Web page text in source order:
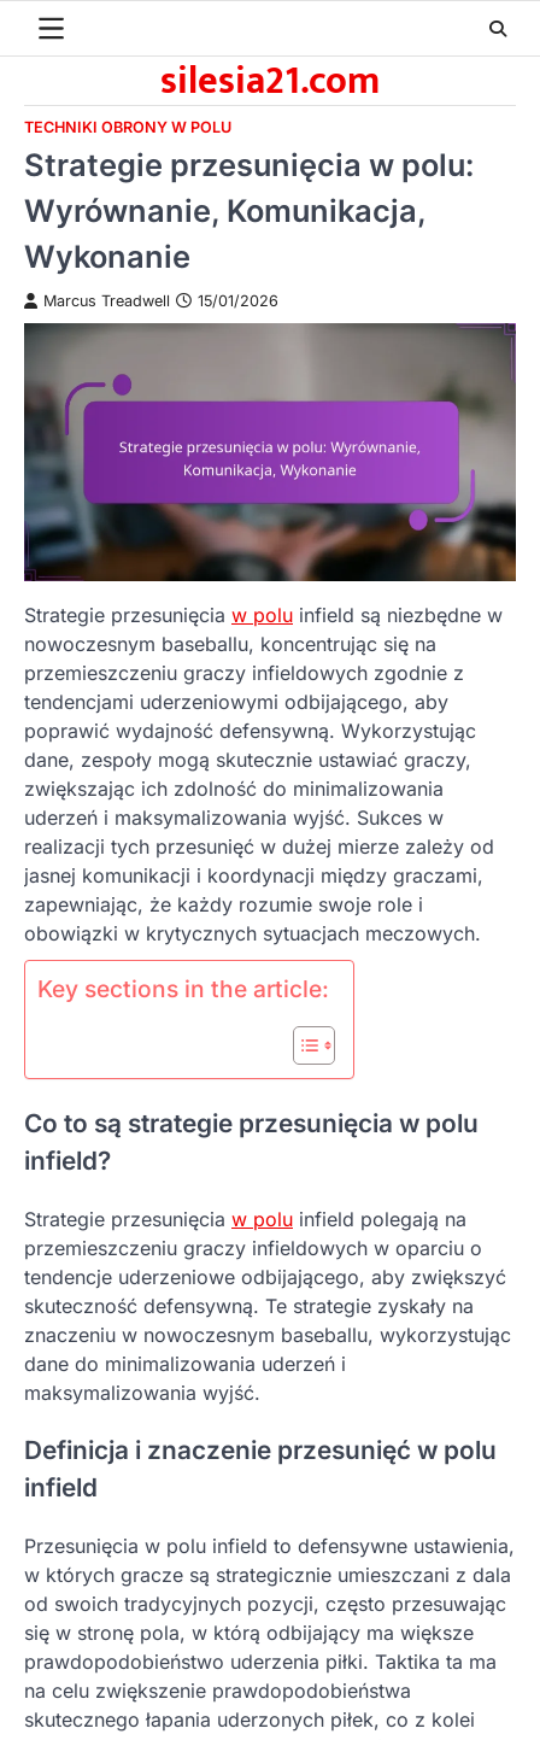
silesia21.com
TECHNIKI OBRONY W POLU
Strategie przesunięcia w polu:
Wyrównanie, Komunikacja,
Wykonanie
Marcus Treadwell 15/01/2026
Strategie przesunięcia w polu infield są niezbędne w
nowoczesnym baseballu, koncentrując się na
przemieszczeniu graczy infieldowych zgodnie z
tendencjami uderzeniowymi odbijającego, aby
poprawić wydajność defensywną. Wykorzystując
dane, zespoły mogą skutecznie ustawiać graczy,
zwiększając ich zdolność do minimalizowania
uderzeń i maksymalizowania wyjść. Sukces w
realizacji tych przesunięć w dużej mierze zależy od
jasnej komunikacji i koordynacji między graczami,
zapewniając, że każdy rozumie swoje role i
obowiązki w krytycznych sytuacjach meczowych.
Key sections in the article:
Co to są strategie przesunięcia w polu
infield?
Strategie przesunięcia w polu infield polegają na
przemieszczeniu graczy infieldowych w oparciu o
tendencje uderzeniowe odbijającego, aby zwiększyć
skuteczność defensywną. Te strategie zyskały na
znaczeniu w nowoczesnym baseballu, wykorzystując
dane do minimalizowania uderzeń i
maksymalizowania wyjść.
Definicja i znaczenie przesunięć w polu
infield
Przesunięcia w polu infield to defensywne ustawienia,
w których gracze są strategicznie umieszczani z dala
od swoich tradycyjnych pozycji, często przesuwając
się w stronę pola, w którą odbijający ma większe
prawdopodobieństwo uderzenia piłki. Taktika ta ma
na celu zwiększenie prawdopodobieństwa
skutecznego łapania uderzonych piłek, co z kolei